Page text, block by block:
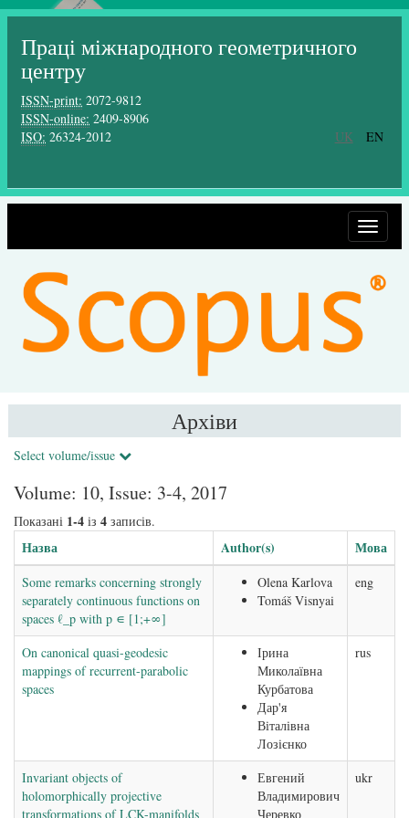
Праці міжнародного геометричного
центру
ISSN-print: 2072-9812
ISSN-online: 2409-8906
ISO: 26324-2012 UK EN
Toggle
Архіви
Select volume/issue
Volume: 10, Issue: 3-4, 2017
Показані 1-4 із 4 записів.
Назва Author(s) Мова
Some remarks concerning strongly
separately continuous functions on
spaces ℓ_p with p ∊ [1;+∞]
Olena Karlova
Tomáš Visnyai
eng
On canonical quasi-geodesic
mappings of recurrent-parabolic
spaces
Ірина
Миколаївна
Курбатова
Дар'я
Віталівна
Лозієнко
rus
Invariant objects of
holomorphically projective
transformations of LCK-manifolds
Евгений
Владимирович
Черевко
ukr